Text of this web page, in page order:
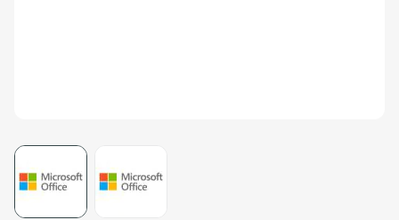
View larger image